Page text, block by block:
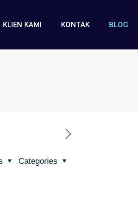
KLIEN KAMI KONTAK BLOG
Categories